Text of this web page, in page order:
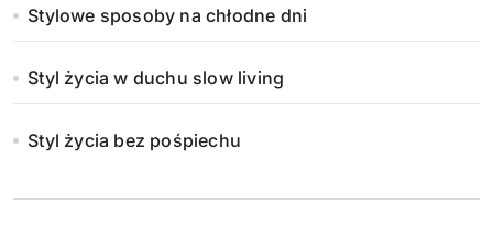
Stylowe sposoby na chłodne dni
Styl życia w duchu slow living
Styl życia bez pośpiechu